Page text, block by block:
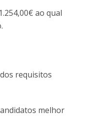
ao qual
requisitos
melhor